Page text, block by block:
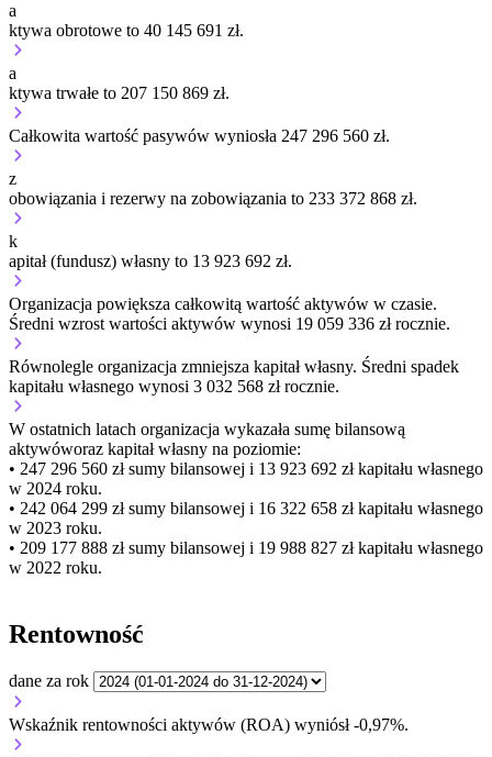
a
ktywa obrotowe to 40 145 691 zł.
a
ktywa trwałe to 207 150 869 zł.
Całkowita wartość pasywów wyniosła 247 296 560 zł.
z
obowiązania i rezerwy na zobowiązania to 233 372 868 zł.
k
apitał (fundusz) własny to 13 923 692 zł.
Organizacja powiększa całkowitą wartość aktywów w czasie.
Średni wzrost wartości aktywów wynosi 19 059 336 zł rocznie.
Równolegle organizacja zmniejsza kapitał własny. Średni spadek
kapitału własnego wynosi 3 032 568 zł rocznie.
W ostatnich latach organizacja wykazała sumę bilansową
aktywóworaz kapitał własny na poziomie:
• 247 296 560 złsumy bilansowej i 13 923 692 zł kapitału własnego
w 2024 roku.
• 242 064 299 złsumy bilansowej i 16 322 658 zł kapitału własnego
w 2023 roku.
• 209 177 888 złsumy bilansowej i 19 988 827 zł kapitału własnego
w 2022 roku.
Rentowność
dane za rok
Wskaźnik rentowności aktywów (ROA) wyniósł -0,97%.